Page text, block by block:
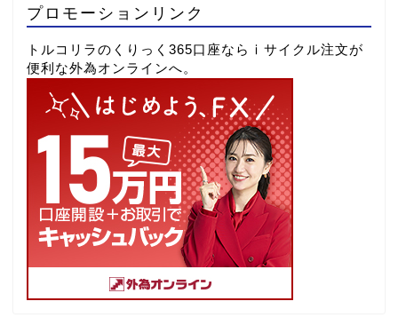
プロモーションリンク
トルコリラのくりっく365口座ならⅰサイクル注文が
便利な外為オンラインへ。